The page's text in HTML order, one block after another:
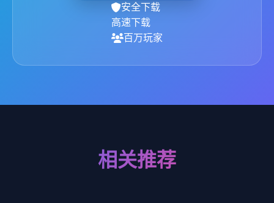
安全下载
高速下载
百万玩家
相关推荐